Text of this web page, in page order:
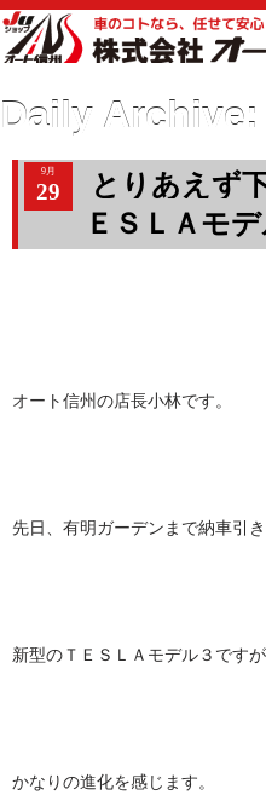
Daily Archive:
9月
29
とりあえず
ＥＳＬＡモデ
オート信州の店長小林です。
先日、有明ガーデンまで納車引
新型のＴＥＳＬＡモデル３です
かなりの進化を感じます。